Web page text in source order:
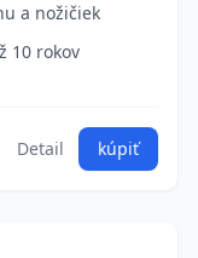
a nožičiek
10 rokov
Detail kúpiť